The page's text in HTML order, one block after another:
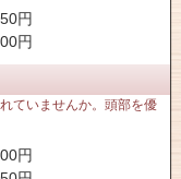
円
円
ていませんか。頭部を優
円